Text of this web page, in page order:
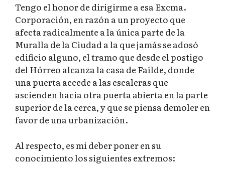
Tengo el honor de dirigirme a esa Excma.
Corporación, en razón a un proyecto que
afecta radicalmente a la única parte de la
Muralla de la Ciudad a la que jamás se adosó
edificio alguno, el tramo que desde el postigo
del Hórreo alcanza la casa de Faílde, donde
una puerta accede a las escaleras que
ascienden hacia otra puerta abierta en la parte
superior de la cerca, y que se piensa demoler en
favor de una urbanización.
Al respecto, es mi deber poner en su
conocimiento los siguientes extremos: